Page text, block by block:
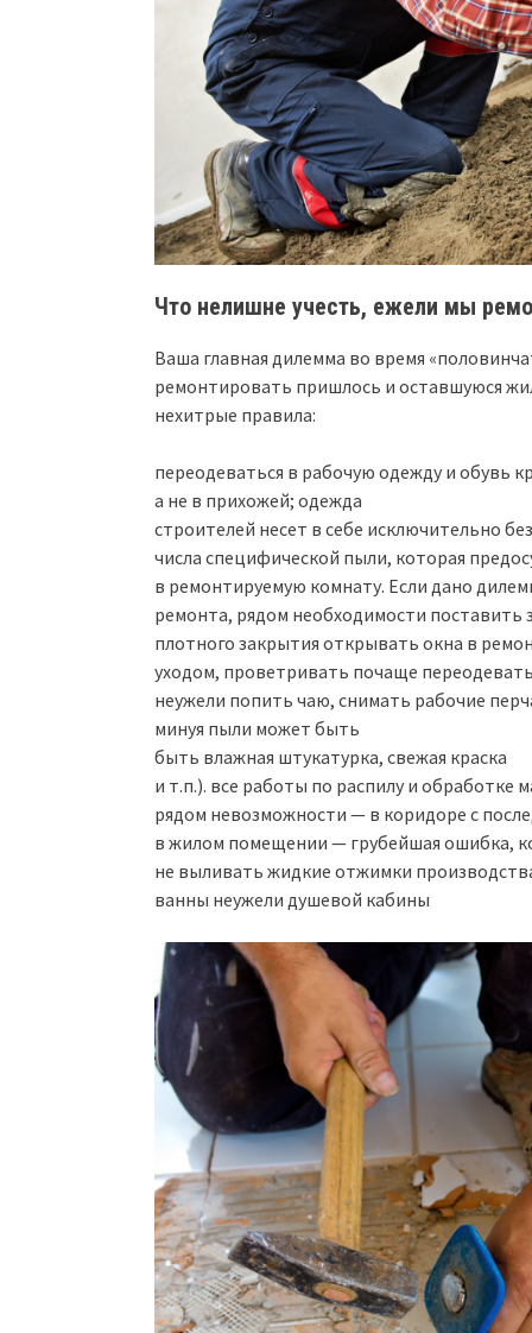
Что нелишне учесть, ежели мы
Ваша главная дилемма во время
ремонтировать пришлось и оставшуюся
нехитрые правила:
переодеваться в рабочую одежду и обувь
а не в прихожей; одежда
строителей несет в себе исключительно без
числа специфической пыли, которая
в ремонтируемую комнату. Если дано
ремонта, рядом необходимости поставить
плотного закрытия открывать окна в
уходом, проветривать почаще
неужели попить чаю, снимать рабочие
минуя пыли может быть
быть влажная штукатурка, свежая краска
и т.п.). все работы по распилу и
рядом невозможности — в коридоре с
в жилом помещении — грубейшая ошибка,
не выливать жидкие отжимки
ванны неужели душевой кабины